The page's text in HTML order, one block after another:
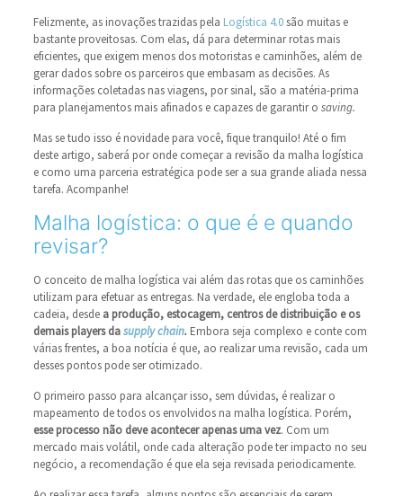
Felizmente, as inovações trazidas pela Logística 4.0são muitas e
bastante proveitosas. Com elas, dá para determinar rotas mais
eficientes, que exigem menos dos motoristas e caminhões, além de
gerar dados sobre os parceiros que embasam as decisões. As
informações coletadas nas viagens, por sinal, são a matéria-prima
para planejamentos mais afinados e capazes de garantir o saving.
Mas se tudo isso é novidade para você, fique tranquilo! Até o fim
deste artigo, saberá por onde começar a revisão da malha logística
e como uma parceria estratégica pode ser a sua grande aliada nessa
tarefa. Acompanhe!
Malha logística: o que é e quando
revisar?
O conceito de malha logística vai além das rotas que os caminhões
utilizam para efetuar as entregas. Na verdade, ele engloba toda a
cadeia, desde a produção, estocagem, centros de distribuição e os
demais players dasupply chain.Embora seja complexo e conte com
várias frentes, a boa notícia é que, ao realizar uma revisão, cada um
desses pontos pode ser otimizado.
O primeiro passo para alcançar isso, sem dúvidas, é realizar o
mapeamento de todos os envolvidos na malha logística. Porém,
esse processo não deve acontecer apenas uma vez. Com um
mercado mais volátil, onde cada alteração pode ter impacto no seu
negócio, a recomendação é que ela seja revisada periodicamente.